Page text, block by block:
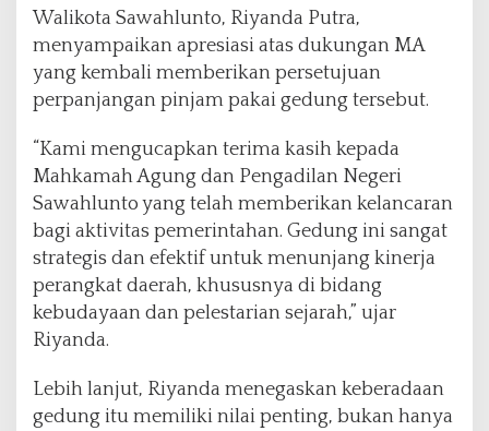
Walikota Sawahlunto, Riyanda Putra,
menyampaikan apresiasi atas dukungan MA
yang kembali memberikan persetujuan
perpanjangan pinjam pakai gedung tersebut.
“Kami mengucapkan terima kasih kepada
Mahkamah Agung dan Pengadilan Negeri
Sawahlunto yang telah memberikan kelancaran
bagi aktivitas pemerintahan. Gedung ini sangat
strategis dan efektif untuk menunjang kinerja
perangkat daerah, khususnya di bidang
kebudayaan dan pelestarian sejarah,” ujar
Riyanda.
Lebih lanjut, Riyanda menegaskan keberadaan
gedung itu memiliki nilai penting, bukan hanya